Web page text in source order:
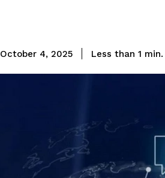
October 4, 2025 Less than 1 min.